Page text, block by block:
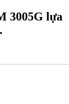
3005G lựa